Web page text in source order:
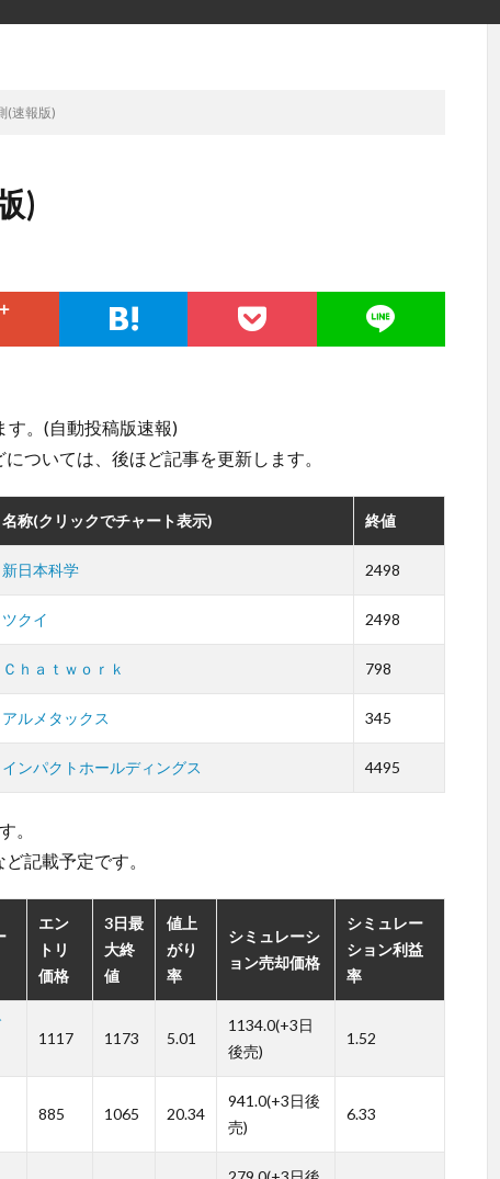
(速報版)
)
す。(自動投稿版速報)
ついては、後ほど記事を更新します。
名称(クリックでチャート表示) 終値
新日本科学 2498
ツクイ 2498
Ｃｈａｔｗｏｒｋ 798
アルメタックス 345
インパクトホールディングス 4495
。
記載予定です。
エン
トリ
価格
3日最
大終
値
値上
がり
率
シミュレーシ
ョン売却価格
シミュレー
ション利益
率
1117 1173 5.01
1134.0(+3日
後売)
1.52
885 1065 20.34
941.0(+3日後
売)
6.33